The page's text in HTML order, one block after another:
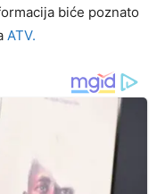
biće poznato
ATV.